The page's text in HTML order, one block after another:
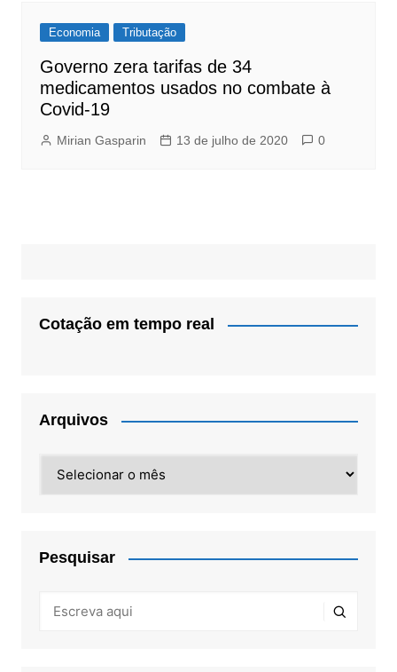
Economia Tributação
Governo zera tarifas de 34
medicamentos usados no combate à
Covid-19
Mirian Gasparin 13 de julho de 2020 0
Cotação em tempo real
Arquivos
Pesquisar